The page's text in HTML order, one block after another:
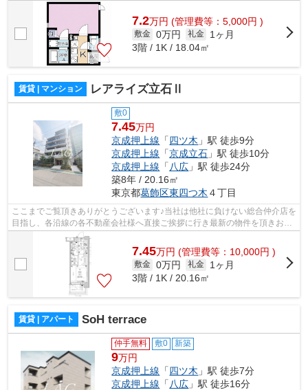
様へ提供しております！最新の情報は...
7.2万円 (管理費等：5,000円 )
敷金 0万円 礼金
1ヶ月
3階 / 1K / 18.04㎡
賃貸 | マンション レアライズ立石Ⅱ
敷0
7.45万円
京成押上線 「四ツ木 」駅 徒歩9分
京成押上線 「京成立石 」駅 徒歩10分
京成押上線 「 八広 」駅 徒歩24分
築8年 / 20.16㎡
東京都葛飾区東四つ木 ４丁目
ここまでご覧頂きありがとうございます♪当社は他社に負けない総合仲介店を
目指し、各沿線の各不動産会社様へ直接ご挨拶に行き最新の物件を頂きお客
様へ提供しております！最新の情報は...
7.45万円 (管理費等：10,000円 )
敷金 0万円 礼金
1ヶ月
3階 / 1K / 20.16㎡
賃貸 | アパート SoH terrace
仲手無料 敷0 新築
9万円
京成押上線 「四ツ木 」駅 徒歩7分
京成押上線 「 八広 」駅 徒歩16分